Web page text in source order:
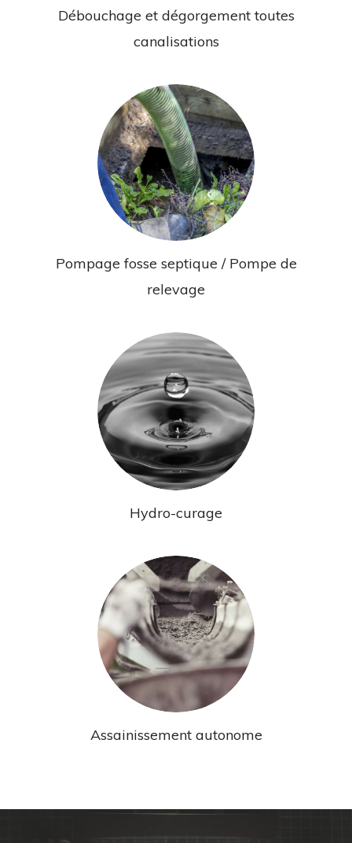
Débouchage et dégorgement toutes
canalisations
Pompage fosse septique / Pompe de
relevage
Hydro-curage
Assainissement autonome